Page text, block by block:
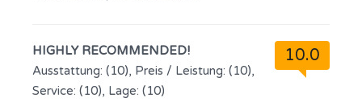
10.0
HIGHLY RECOMMENDED!
Ausstattung: (10), Preis / Leistung: (10),
Service: (10), Lage: (10)